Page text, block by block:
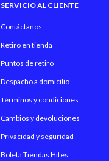
SERVICIO AL CLIENTE
Contáctanos
Retiro en tienda
Puntos de retiro
Despacho a domicilio
Términos y condiciones
Cambios y devoluciones
Privacidad y seguridad
Boleta Tiendas Hites